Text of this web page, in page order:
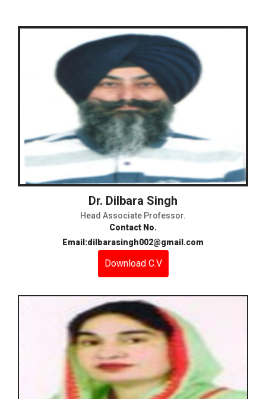
Dr. Dilbara Singh
Head Associate Professor.
Contact No.
Email:dilbarasingh002@gmail.com
Download C.V